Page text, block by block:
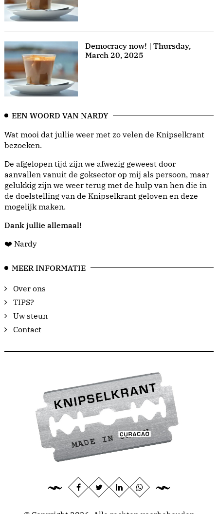
Democracy now! | Thursday,
March 20, 2025
EEN WOORD VAN NARDY
Wat mooi dat jullie weer met zo velen de Knipselkrant
bezoeken.
De afgelopen tijd zijn we afwezig geweest door
aanvallen vanuit de goksector op mij als persoon, maar
gelukkig zijn we weer terug met de hulp van hen die in
de doelstelling van de Knipselkrant geloven en deze
mogelijk maken.
Dank jullie allemaal!
❤️ Nardy
MEER INFORMATIE
Over ons
TIPS?
Uw steun
Contact